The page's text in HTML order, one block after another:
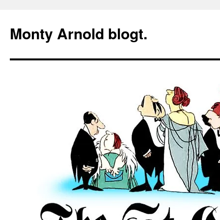
springen
Monty Arnold blogt.